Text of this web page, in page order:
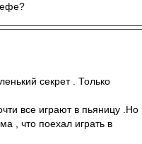
секрет . Только
все играют в пьяницу .Но
, что поехал играть в